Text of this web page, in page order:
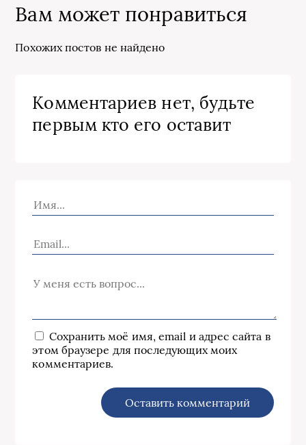
Вам может понравиться
Похожих постов не найдено
Комментариев нет, будьте
первым кто его оставит
Сохранить моё имя, email и адрес сайта в
этом браузере для последующих моих
комментариев.